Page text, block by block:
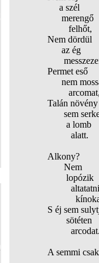
a szél
merengő
felhőt,
Nem dördül
az ég
Permet eső
nem
Talán növény
sem
a lomb
alatt.
Alkony?
Nem
lopózik
altatatni
S éj sem
sötéten
A semmi